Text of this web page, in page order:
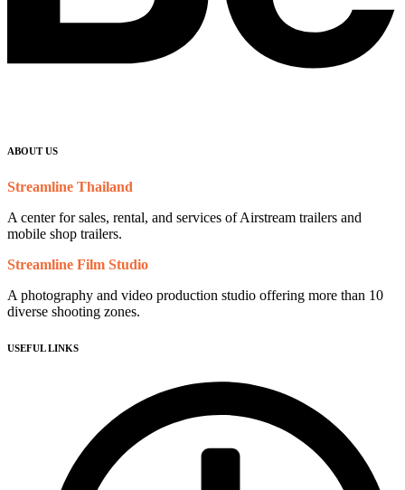
ABOUT US
Streamline Thailand
A center for sales, rental, and services of Airstream trailers and
mobile shop trailers.
Streamline Film Studio
A photography and video production studio offering more than 10
diverse shooting zones.
USEFUL LINKS